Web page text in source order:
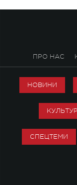
ПРО НАС
НОВИНИ
СПЕЦТЕМИ